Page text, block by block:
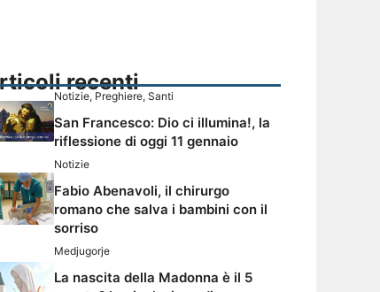
recenti
Notizie, Preghiere, Santi
San Francesco: Dio ci illumina!, la
riflessione di oggi 11 gennaio
Notizie
Fabio Abenavoli, il chirurgo
romano che salva i bambini con il
sorriso
Medjugorje
La nascita della Madonna è il 5